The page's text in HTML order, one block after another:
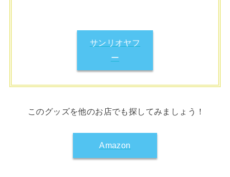
サンリオヤフ
ー
このグッズを他のお店でも探してみましょう！
Amazon